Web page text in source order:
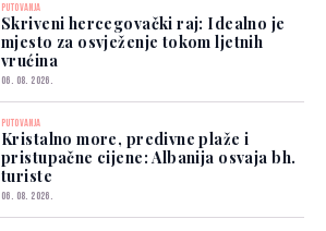
PUTOVANJA
Skriveni hercegovački raj: Idealno je
mjesto za osvježenje tokom ljetnih
vrućina
06. 08. 2026.
PUTOVANJA
Kristalno more, predivne plaže i
pristupačne cijene: Albanija osvaja bh.
turiste
06. 08. 2026.